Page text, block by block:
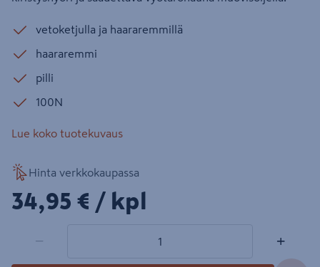
vetoketjulla ja haararemmillä
haararemmi
pilli
100N
Lue koko tuotekuvaus
Hinta verkkokaupassa
34,95€/kpl
34,95 € / kpl
− +